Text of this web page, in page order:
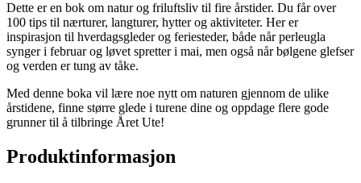
Dette er en bok om natur og friluftsliv til fire årstider. Du får over
100 tips til nærturer, langturer, hytter og aktiviteter. Her er
inspirasjon til hverdagsgleder og feriesteder, både når perleugla
synger i februar og løvet spretter i mai, men også når bølgene glefser
og verden er tung av tåke.
Med denne boka vil lære noe nytt om naturen gjennom de ulike
årstidene, finne større glede i turene dine og oppdage flere gode
grunner til å tilbringe Året Ute!
Produktinformasjon